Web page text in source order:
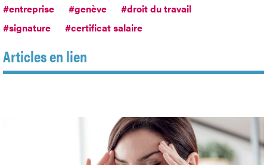
#entreprise
#genève
#droit du travail
#signature
#certificat salaire
Articles en lien